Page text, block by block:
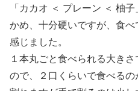
「カカオ ＜ プレーン ＜ 柚
かめ、十分硬いですが、食
感じました。
１本丸ごと食べられる大き
ので、２口くらいで食べる